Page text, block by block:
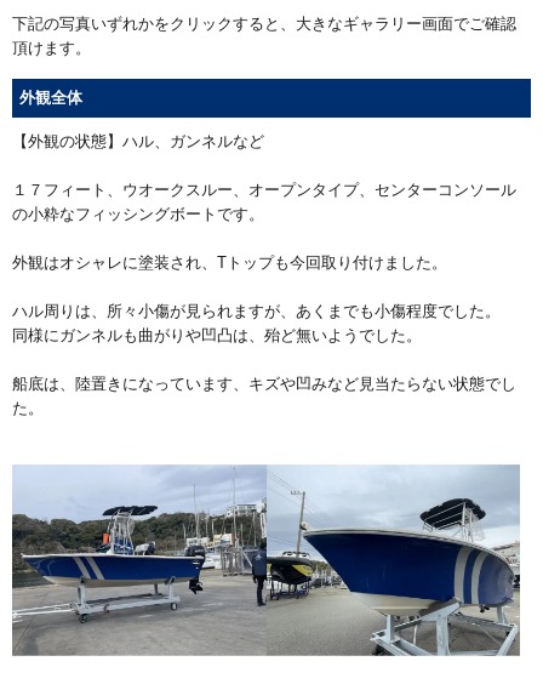
下記の写真いずれかをクリックすると、大きなギャラリー画面でご確認
頂けます。
外観全体
【外観の状態】ハル、ガンネルなど
１７フィート、ウオークスルー、オープンタイプ、センターコンソール
の小粋なフィッシングボートです。
外観はオシャレに塗装され、Tトップも今回取り付けました。
ハル周りは、所々小傷が見られますが、あくまでも小傷程度でした。
同様にガンネルも曲がりや凹凸は、殆ど無いようでした。
船底は、陸置きになっています、キズや凹みなど見当たらない状態でし
た。